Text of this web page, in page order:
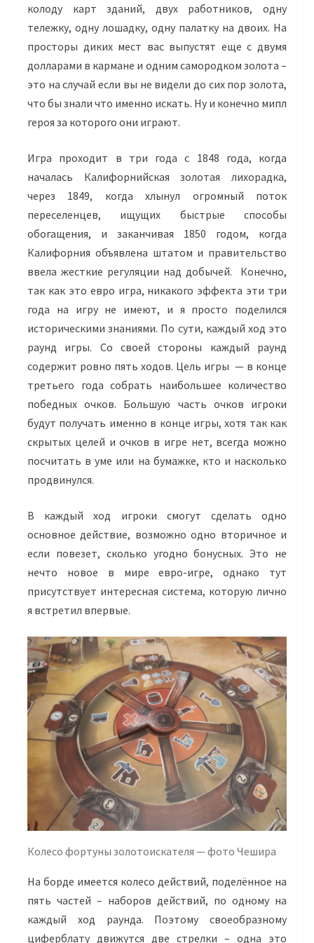
колоду карт зданий, двух работников, одну
тележку, одну лошадку, одну палатку на двоих. На
просторы диких мест вас выпустят еще с двумя
долларами в кармане и одним самородком золота –
это на случай если вы не видели до сих пор золота,
что бы знали что именно искать. Ну и конечно мипл
героя за которого они играют.
Игра проходит в три года с 1848 года, когда
началась Калифорнийская золотая лихорадка,
через 1849, когда хлынул огромный поток
переселенцев, ищущих быстрые способы
обогащения, и заканчивая 1850 годом, когда
Калифорния объявлена штатом и правительство
ввела жесткие регуляции над добычей. Конечно,
так как это евро игра, никакого эффекта эти три
года на игру не имеют, и я просто поделился
историческими знаниями. По сути, каждый ход это
раунд игры. Со своей стороны каждый раунд
содержит ровно пять ходов. Цель игры — в конце
третьего года собрать наибольшее количество
победных очков. Большую часть очков игроки
будут получать именно в конце игры, хотя так как
скрытых целей и очков в игре нет, всегда можно
посчитать в уме или на бумажке, кто и насколько
продвинулся.
В каждый ход игроки смогут сделать одно
основное действие, возможно одно вторичное и
если повезет, сколько угодно бонусных. Это не
нечто новое в мире евро-игре, однако тут
присутствует интересная система, которую лично
я встретил впервые.
Колесо фортуны золотоискателя — фото Чешира
На борде имеется колесо действий, поделённое на
пять частей – наборов действий, по одному на
каждый ход раунда. Поэтому своеобразному
циферблату движутся две стрелки – одна это